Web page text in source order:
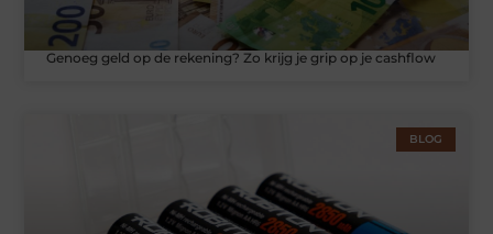
Genoeg geld op de rekening? Zo krijg je grip op je cashflow
BLOG